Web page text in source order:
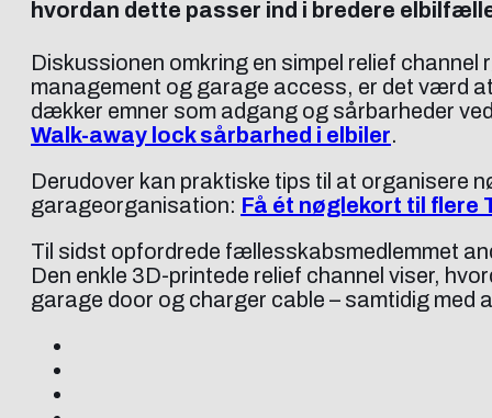
hvordan dette passer ind i bredere
Diskussionen omkring en simpel relief
management og garage access, er det værd
dækker emner som adgang og sårbarheder
Walk-away lock sårbarhed i elbiler.
Derudover kan praktiske tips til at organisere
garageorganisation: Få ét nøglekort til flere
Til sidst opfordrede fællesskabsmedlemmet
Den enkle 3D-printede relief channel viser,
garage door og charger cable – samtidig med